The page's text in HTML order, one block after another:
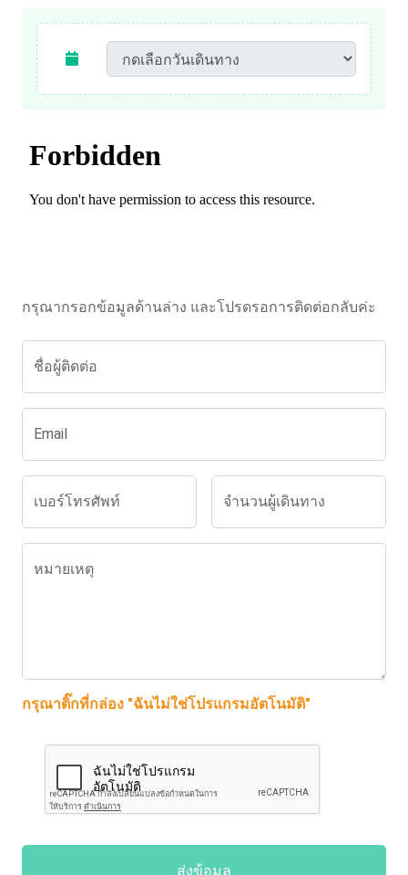
กรุณากรอกข้อมูลด้านล่าง และโปรดรอการติดต่อกลับค่ะ
ชื่อผู้ติดต่อ
Email
เบอร์โทรศัพท์ จำนวนผู้เดินทาง
หมายเหตุ
กรุณาติ๊กที่กล่อง "ฉันไม่ใช่โปรแกรมอัตโนมัติ"